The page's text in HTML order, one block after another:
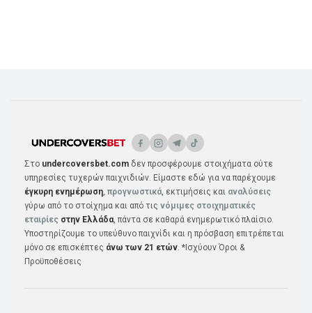
Στο undercoversbet.com δεν προσφέρουμε στοιχήματα ούτε
υπηρεσίες τυχερών παιχνιδιών. Είμαστε εδώ για να παρέχουμε
έγκυρη ενημέρωση, προγνωστικά, εκτιμήσεις και αναλύσεις
γύρω από το στοίχημα και από τις νόμιμες στοιχηματικές
εταιρίες στην Ελλάδα, πάντα σε καθαρά ενημερωτικό πλαίσιο.
Υποστηρίζουμε το υπεύθυνο παιχνίδι και η πρόσβαση επιτρέπεται
μόνο σε επισκέπτες άνω των 21 ετών. *Ισχύουν Όροι &
Προϋποθέσεις